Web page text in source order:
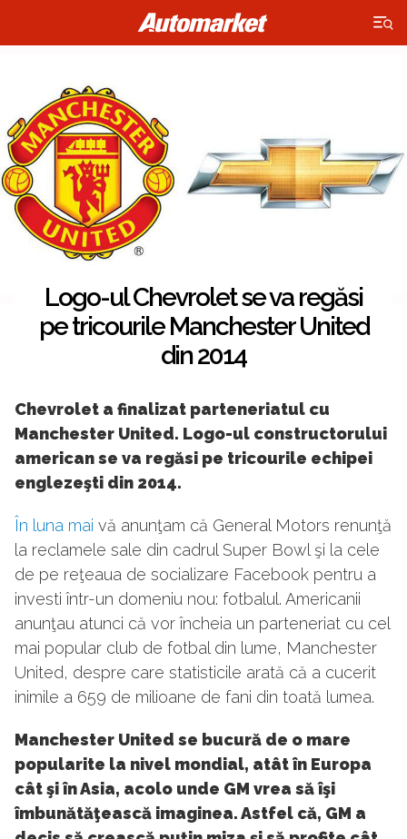
×
Logo-ul Chevrolet se va regăsi
pe tricourile Manchester United
din 2014
Chevrolet a finalizat parteneriatul cu
Manchester United. Logo-ul constructorului
american se va regăsi pe tricourile echipei
englezeşti din 2014.
În luna mai vă anunţam că General Motors renunţă
la reclamele sale din cadrul Super Bowl şi la cele
de pe reţeaua de socializare Facebook pentru a
investi într-un domeniu nou: fotbalul. Americanii
anunţau atunci că vor încheia un parteneriat cu cel
mai popular club de fotbal din lume, Manchester
United, despre care statisticile arată că a cucerit
inimile a 659 de milioane de fani din toată lumea.
Manchester United se bucură de o mare
popularite la nivel mondial, atât în Europa
cât şi în Asia, acolo unde GM vrea să îşi
îmbunătăţească imaginea. Astfel că, GM a